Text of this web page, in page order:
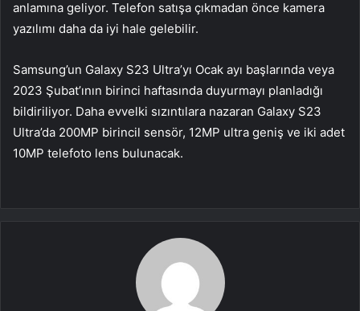
anlamına geliyor. Telefon satışa çıkmadan önce kamera
yazılımı daha da iyi hale gelebilir.
Samsung’un Galaxy S23 Ultra’yı Ocak ayı başlarında veya
2023 Şubat’ının birinci haftasında duyurmayı planladığı
bildiriliyor. Daha evvelki sızıntılara nazaran Galaxy S23
Ultra’da 200MP birincil sensör, 12MP ultra geniş ve iki adet
10MP telefoto lens bulunacak.